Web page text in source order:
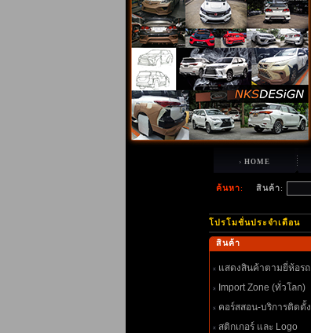
HOME
ค้นหา: สินค้า:
ปรโมชั่นประจำเดือน
สินค้า
สดงสินค้าตามยี่ห้อรถ
Import Zone (ทั่วโลก)
คอร์สสอน-บริการติดตั้ง
สติกเกอร์ และ Logo